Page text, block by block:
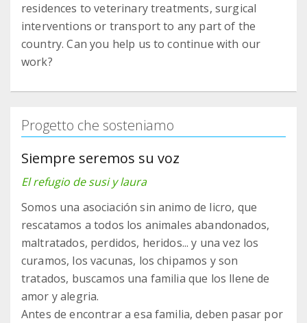
residences to veterinary treatments, surgical
interventions or transport to any part of the
country. Can you help us to continue with our
work?
Progetto che sosteniamo
Siempre seremos su voz
El refugio de susi y laura
Somos una asociación sin animo de licro, que
rescatamos a todos los animales abandonados,
maltratados, perdidos, heridos... y una vez los
curamos, los vacunas, los chipamos y son
tratados, buscamos una familia que los llene de
amor y alegria.
Antes de encontrar a esa familia, deben pasar por